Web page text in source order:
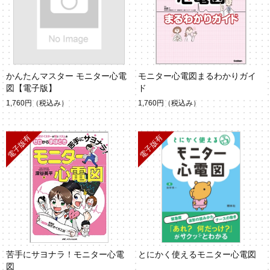
かんたんマスター モニター心電
図【電子版】
1,760円 （税込み）
モニター心電図まるわかりガイ
ド
1,760円 （税込み）
苦手にサヨナラ！モニター心電
図
とにかく使えるモニター心電図